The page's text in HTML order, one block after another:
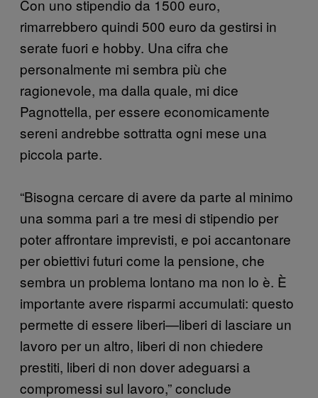
Con uno stipendio da 1500 euro,
rimarrebbero quindi 500 euro da gestirsi in
serate fuori e hobby. Una cifra che
personalmente mi sembra più che
ragionevole, ma dalla quale, mi dice
Pagnottella, per essere economicamente
sereni andrebbe sottratta ogni mese una
piccola parte.
“Bisogna cercare di avere da parte al minimo
una somma pari a tre mesi di stipendio per
poter affrontare imprevisti, e poi accantonare
per obiettivi futuri come la pensione, che
sembra un problema lontano ma non lo è. È
importante avere risparmi accumulati: questo
permette di essere liberi—liberi di lasciare un
lavoro per un altro, liberi di non chiedere
prestiti, liberi di non dover adeguarsi a
compromessi sul lavoro,” conclude